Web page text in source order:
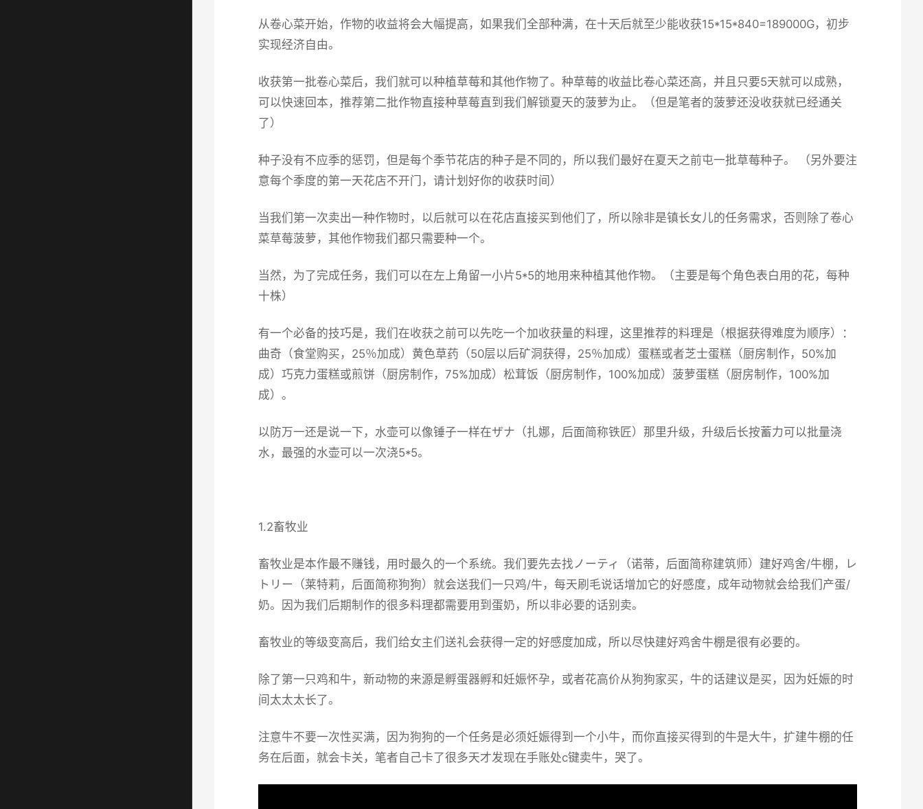
从卷心菜开始，作物的收益将会大幅提高，如果我们全部种满，在十天后就至少能收获15*15*840=189000G，初步
实现经济自由。
收获第一批卷心菜后，我们就可以种植草莓和其他作物了。种草莓的收益比卷心菜还高，并且只要5天就可以成熟，
可以快速回本，推荐第二批作物直接种草莓直到我们解锁夏天的菠萝为止。（但是笔者的菠萝还没收获就已经通关
了）
种子没有不应季的惩罚，但是每个季节花店的种子是不同的，所以我们最好在夏天之前屯一批草莓种子。 （另外要注
意每个季度的第一天花店不开门，请计划好你的收获时间）
当我们第一次卖出一种作物时，以后就可以在花店直接买到他们了，所以除非是镇长女儿的任务需求，否则除了卷心
菜草莓菠萝，其他作物我们都只需要种一个。
当然，为了完成任务，我们可以在左上角留一小片5*5的地用来种植其他作物。（主要是每个角色表白用的花，每种
十株）
有一个必备的技巧是，我们在收获之前可以先吃一个加收获量的料理，这里推荐的料理是（根据获得难度为顺序）：
曲奇（食堂购买，25％加成）黄色草药（50层以后矿洞获得，25％加成）蛋糕或者芝士蛋糕（厨房制作，50%加
成）巧克力蛋糕或煎饼（厨房制作，75%加成）松茸饭（厨房制作，100%加成）菠萝蛋糕（厨房制作，100%加
成）。
以防万一还是说一下，水壶可以像锤子一样在ザナ（扎娜，后面简称铁匠）那里升级，升级后长按蓄力可以批量浇
水，最强的水壶可以一次浇5*5。
1.2畜牧业
畜牧业是本作最不赚钱，用时最久的一个系统。我们要先去找ノーティ（诺蒂，后面简称建筑师）建好鸡舍/牛棚，レ
トリー（莱特莉，后面简称狗狗）就会送我们一只鸡/牛，每天刷毛说话增加它的好感度，成年动物就会给我们产蛋/
奶。因为我们后期制作的很多料理都需要用到蛋奶，所以非必要的话别卖。
畜牧业的等级变高后，我们给女主们送礼会获得一定的好感度加成，所以尽快建好鸡舍牛棚是很有必要的。
除了第一只鸡和牛，新动物的来源是孵蛋器孵和妊娠怀孕，或者花高价从狗狗家买，牛的话建议是买，因为妊娠的时
间太太太长了。
注意牛不要一次性买满，因为狗狗的一个任务是必须妊娠得到一个小牛，而你直接买得到的牛是大牛，扩建牛棚的任
务在后面，就会卡关，笔者自己卡了很多天才发现在手账处c键卖牛，哭了。